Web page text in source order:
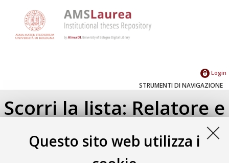
Questo sito web utilizza i
Login
STRUMENTI DI NAVIGAZIONE
Scorri la lista: Relatore e
Correlatore